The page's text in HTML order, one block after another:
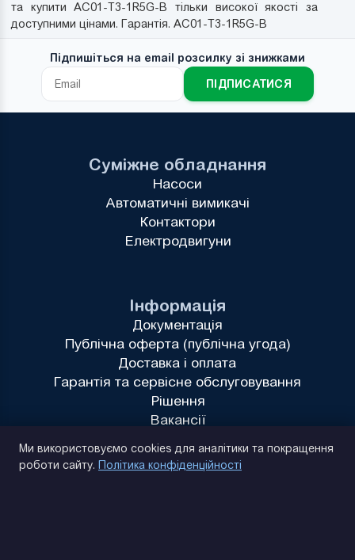
та купити AC01-T3-1R5G-B тільки високої якості за
доступними цінами. Гарантія. AC01-T3-1R5G-B
Підпишіться на email розсилку зі знижками
ПІДПИСАТИСЯ
Інформація
Документація
Публічна оферта (публічна угода)
Доставка і оплата
Гарантія та сервісне обслуговування
Рішення
Вакансії
Суміжне обладнання
Насоси
Автоматичні вимикачі
Контактори
Електродвигуни
Ми використовуємо cookies для аналітики та покращення
роботи сайту. Політика конфіденційності